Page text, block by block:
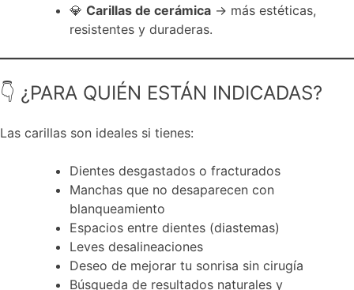
💎 Carillas de cerámica → más estéticas,
resistentes y duraderas.
👇 ¿PARA QUIÉN ESTÁN INDICADAS?
Las carillas son ideales si tienes:
Dientes desgastados o fracturados
Manchas que no desaparecen con
blanqueamiento
Espacios entre dientes (diastemas)
Leves desalineaciones
Deseo de mejorar tu sonrisa sin cirugía
Búsqueda de resultados naturales y